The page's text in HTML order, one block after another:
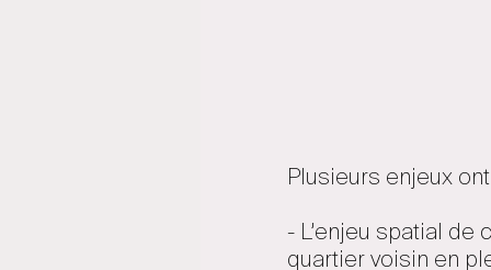
Plusieurs enjeux
- L’enjeu spatial
quartier voisin en